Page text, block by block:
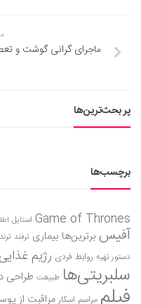
ماجرای گرانی گوشت و
پر بحث‌ترین‌ها
برچسب‌ها
Game of Thrones استایل
آفیس برترین‌ها بیماری ترفند ترند
دستور تهیه روابط فردی رژیم
سلبریتی‌ها طبیعت طراحی
مراسم اسکارمراقبت از